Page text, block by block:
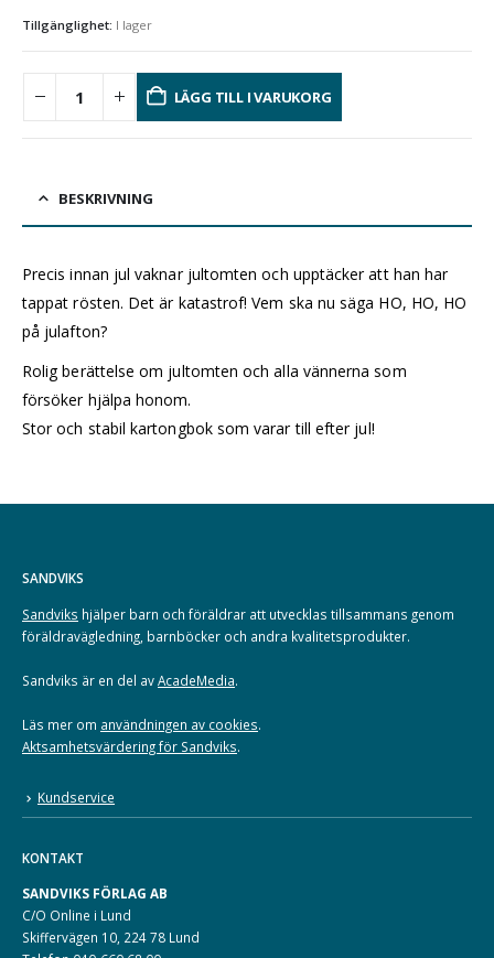
Tillgänglighet: I lager
LÄGG TILL I VARUKORG
BESKRIVNING
Precis innan jul vaknar jultomten och upptäcker att han har
tappat rösten. Det är katastrof! Vem ska nu säga HO, HO, HO
på julafton?
Rolig berättelse om jultomten och alla vännerna som
försöker hjälpa honom.
Stor och stabil kartongbok som varar till efter jul!
SANDVIKS
Sandviks hjälper barn och föräldrar att utvecklas tillsammans genom
föräldravägledning, barnböcker och andra kvalitetsprodukter.
Sandviks är en del avAcadeMedia.
Läs mer om användningen av cookies.
Aktsamhetsvärdering för Sandviks.
Kundservice
KONTAKT
SANDVIKS FÖRLAG AB
C/O Online i Lund
Skiffervägen 10, 224 78 Lund